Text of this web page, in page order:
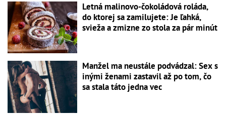
Letná malinovo-čokoládová roláda,
do ktorej sa zamilujete: Je ľahká,
svieža a zmizne zo stola za pár minút
Manžel ma neustále podvádzal: Sex s
inými ženami zastavil až po tom, čo
sa stala táto jedna vec